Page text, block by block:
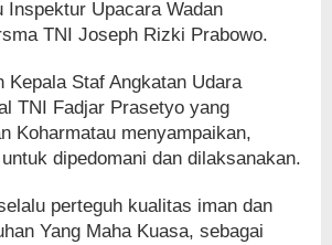
Inspektur Upacara Wadan
TNI Joseph Rizki Prabowo.
Kepala Staf Angkatan Udara
TNI Fadjar Prasetyo yang
Koharmatau menyampaikan,
dipedomani dan dilaksanakan.
perteguh kualitas iman dan
Yang Maha Kuasa, sebagai